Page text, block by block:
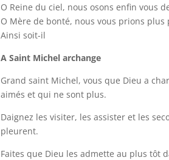
O Reine du ciel, nous osons enfin vous
O Mère de bonté, nous vous prions
Ainsi soit-il
A Saint Michel archange
Grand saint Michel, vous que Dieu a
aimés et qui ne sont plus.
Daignez les visiter, les assister et les
pleurent.
Faites que Dieu les admette au plus tôt